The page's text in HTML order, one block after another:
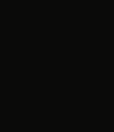
tab
in a new tab
new tab